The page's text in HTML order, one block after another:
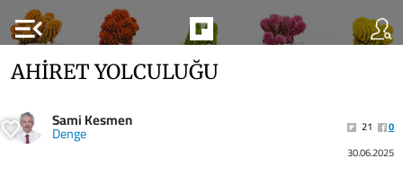
menu_open
AHİRET YOLCULUĞU
Sami Kesmen
Denge 21
0
30.06.2025